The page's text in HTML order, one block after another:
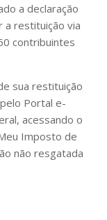
a declaração
restituição via
contribuintes
sua restituição
Portal e-
acessando o
Imposto de
não resgatada